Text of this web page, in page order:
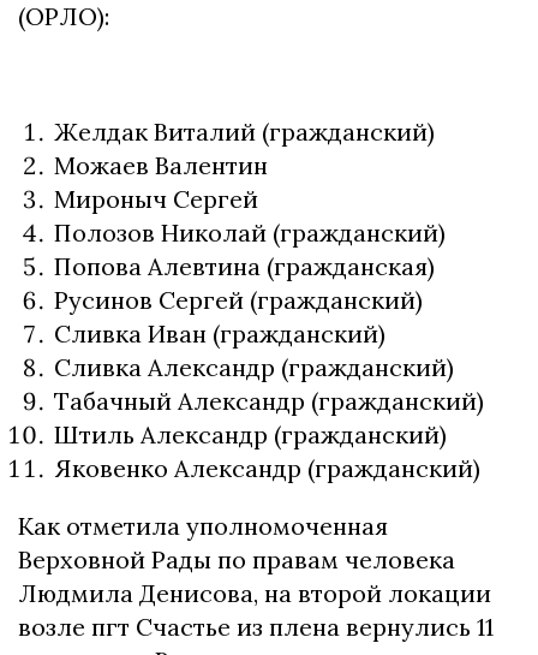
(ОРЛО):
Желдак Виталий (гражданский)
Можаев Валентин
Мироныч Сергей
Полозов Николай (гражданский)
Попова Алевтина (гражданская)
Русинов Сергей (гражданский)
Сливка Иван (гражданский)
Сливка Александр (гражданский)
Табачный Александр (гражданский)
Штиль Александр (гражданский)
Яковенко Александр (гражданский)
Как отметила уполномоченная
Верховной Рады по правам человека
Людмила Денисова, на второй локации
возле пгт Счастье из плена вернулись 11